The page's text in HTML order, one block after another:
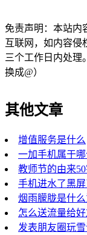
免责声明：本站内
互联网，如内容侵
三个工作日内处理
换成@）
其他文章
增值服务是什么
一加手机属于
教师节的由来
手机进水了黑
烟雨朦胧是什
怎么送流量给
发表朋友圈玩